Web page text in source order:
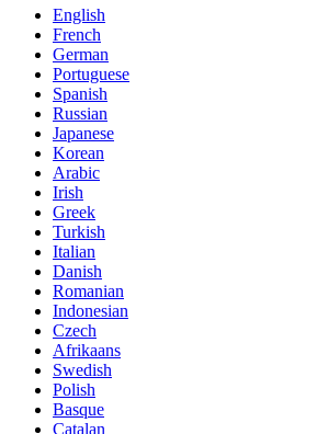
English
French
German
Portuguese
Spanish
Russian
Japanese
Korean
Arabic
Irish
Greek
Turkish
Italian
Danish
Romanian
Indonesian
Czech
Afrikaans
Swedish
Polish
Basque
Catalan